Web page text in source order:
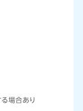
場合あり